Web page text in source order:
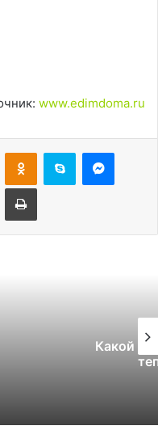
www.edimdoma.ru
Одноклассники
Skype
через электронную почту Печатать
для
6 мм